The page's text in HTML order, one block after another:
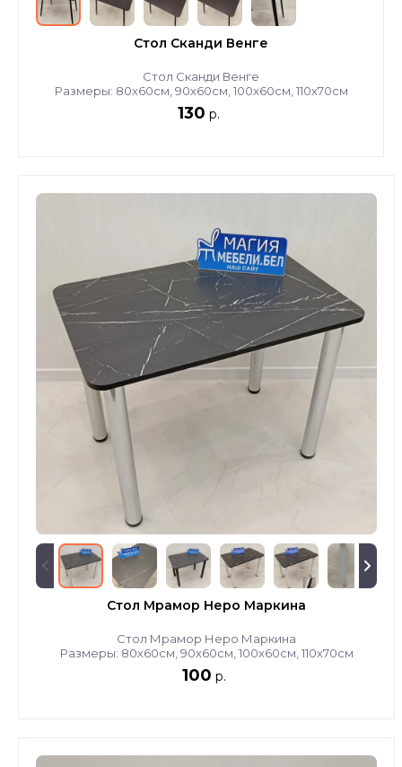
Стол Сканди Венге
Стол Сканди Венге
Размеры: 80х60см, 90х60см, 100х60см, 110х70см
130 р.
Стол Мрамор Неро Маркина
Стол Мрамор Неро Маркина
Размеры: 80х60см, 90х60см, 100х60см, 110х70см
100 р.